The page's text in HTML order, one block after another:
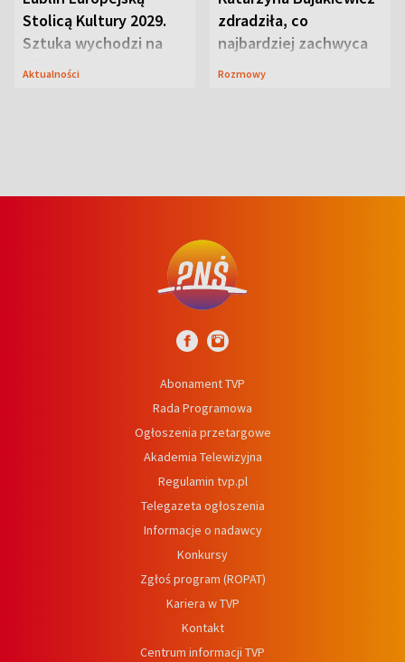
Stolicą Kultury 2029.
Sztuka wychodzi na
ulice
Aktualności
zdradziła, co
najbardziej zachwyca
ją w Lublinie
Rozmowy
Abonament TVP
Rada Programowa
Ogłoszenia przetargowe
Akademia Telewizyjna
Regulamin tvp.pl
Telegazeta ogłoszenia
Informacje o nadawcy
Konkursy
Zgłoś program (ROPAT)
Kariera w TVP
Kontakt
Centrum informacji TVP